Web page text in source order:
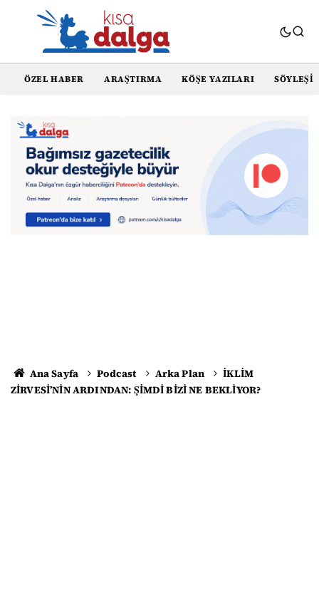
ÖZEL HABER ARAŞTIRMA KÖŞE YAZILARI SÖYLEŞI
Ana Sayfa Podcast Arka Plan
İKLİM
ZİRVESİ’NİN ARDINDAN: ŞİMDİ BİZİ NE BEKLİYOR?